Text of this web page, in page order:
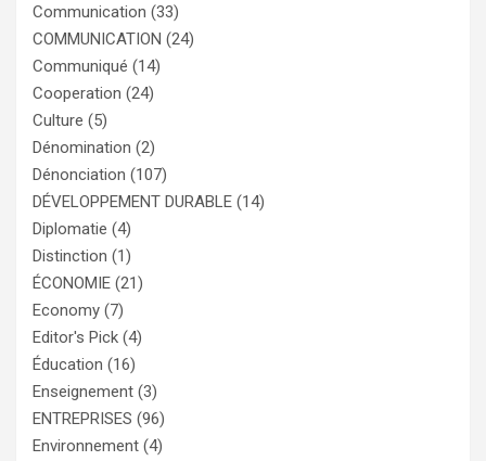
Communication (33)
COMMUNICATION (24)
Communiqué (14)
Cooperation (24)
Culture (5)
Dénomination (2)
Dénonciation (107)
DÉVELOPPEMENT DURABLE (14)
Diplomatie (4)
Distinction (1)
ÉCONOMIE (21)
Economy (7)
Editor's Pick (4)
Éducation (16)
Enseignement (3)
ENTREPRISES (96)
Environnement (4)